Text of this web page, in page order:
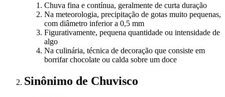
Chuva fina e contínua, geralmente de curta duração
Na meteorologia, precipitação de gotas muito pequenas,
com diâmetro inferior a 0,5 mm
Figurativamente, pequena quantidade ou intensidade de
algo
Na culinária, técnica de decoração que consiste em
borrifar chocolate ou calda sobre um doce
Sinônimo de Chuvisco